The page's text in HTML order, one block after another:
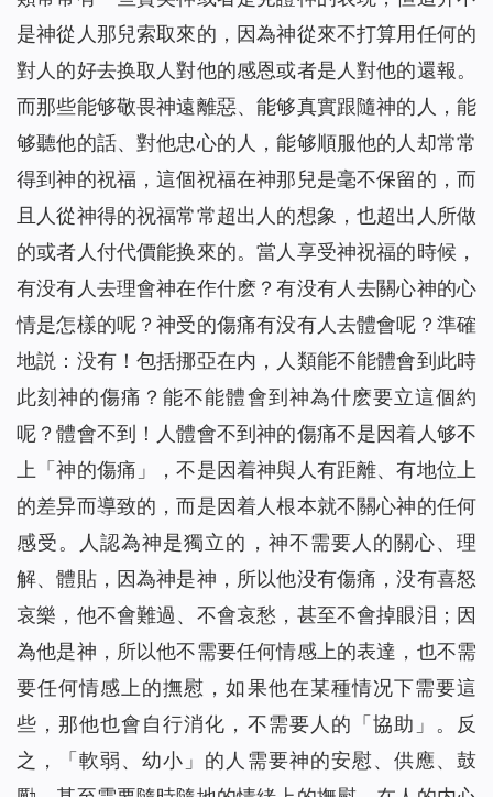
是神從人那兒索取來的，因為神從來不打算用任何的
對人的好去换取人對他的感恩或者是人對他的還報。
而那些能够敬畏神遠離惡、能够真實跟隨神的人，能
够聽他的話、對他忠心的人，能够順服他的人却常常
得到神的祝福，這個祝福在神那兒是毫不保留的，而
且人從神得的祝福常常超出人的想象，也超出人所做
的或者人付代價能换來的。當人享受神祝福的時候，
有没有人去理會神在作什麽？有没有人去關心神的心
情是怎樣的呢？神受的傷痛有没有人去體會呢？準確
地説：没有！包括挪亞在内，人類能不能體會到此時
此刻神的傷痛？能不能體會到神為什麽要立這個約
呢？體會不到！人體會不到神的傷痛不是因着人够不
上「神的傷痛」，不是因着神與人有距離、有地位上
的差异而導致的，而是因着人根本就不關心神的任何
感受。人認為神是獨立的，神不需要人的關心、理
解、體貼，因為神是神，所以他没有傷痛，没有喜怒
哀樂，他不會難過、不會哀愁，甚至不會掉眼泪；因
為他是神，所以他不需要任何情感上的表達，也不需
要任何情感上的撫慰，如果他在某種情况下需要這
些，那他也會自行消化，不需要人的「協助」。反
之，「軟弱、幼小」的人需要神的安慰、供應、鼓